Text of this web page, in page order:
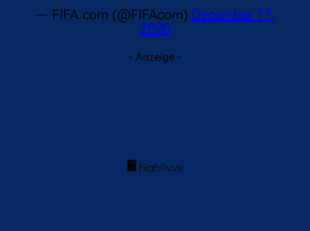
— FIFA.com (@FIFAcom) December 17,
2020
- Anzeige -